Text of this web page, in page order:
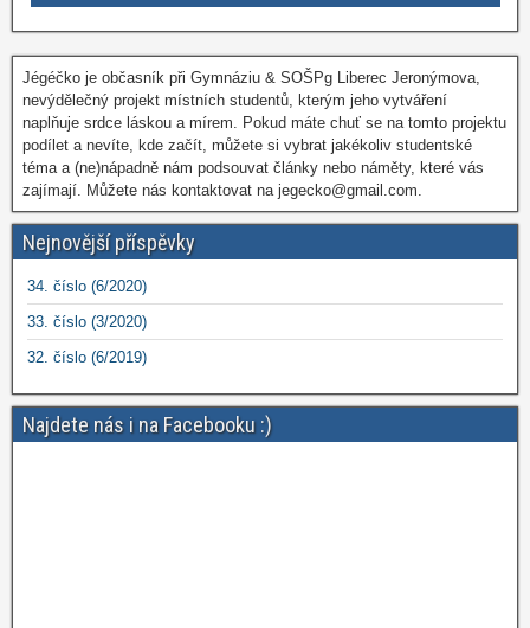
Jégéčko je občasník při Gymnáziu & SOŠPg Liberec Jeronýmova,
nevýdělečný projekt místních studentů, kterým jeho vytváření
naplňuje srdce láskou a mírem. Pokud máte chuť se na tomto projektu
podílet a nevíte, kde začít, můžete si vybrat jakékoliv studentské
téma a (ne)nápadně nám podsouvat články nebo náměty, které vás
zajímají. Můžete nás kontaktovat na jegecko@gmail.com.
Nejnovější příspěvky
34. číslo (6/2020)
33. číslo (3/2020)
32. číslo (6/2019)
Najdete nás i na Facebooku :)